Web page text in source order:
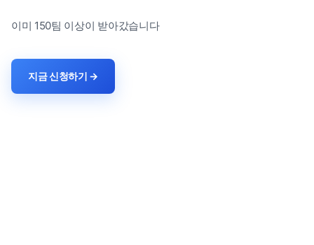
이미 150팀 이상이 받아갔습니다
지금 신청하기 →